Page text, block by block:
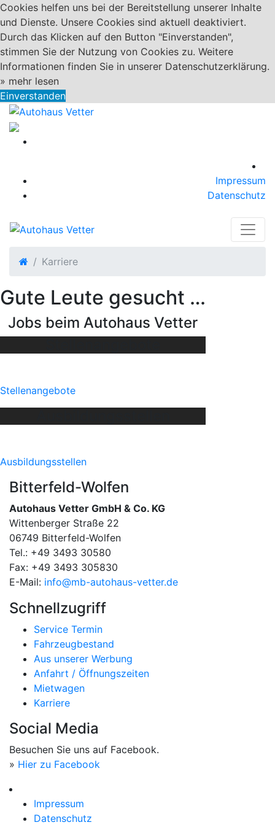
Cookies helfen uns bei der Bereitstellung unserer Inhalte
und Dienste. Unsere Cookies sind aktuell deaktiviert.
Durch das Klicken auf den Button "Einverstanden",
stimmen Sie der Nutzung von Cookies zu. Weitere
Informationen finden Sie in unserer Datenschutzerklärung.
» mehr lesen
Einverstanden
Impressum
Datenschutz
Karriere
Gute Leute gesucht …
Jobs beim Autohaus Vetter
Stellenangebote
Ausbildungsstellen
Bitterfeld-Wolfen
Autohaus Vetter GmbH & Co. KG
Wittenberger Straße 22
06749 Bitterfeld-Wolfen
Tel.: +49 3493 30580
Fax: +49 3493 305830
E-Mail: info@mb-autohaus-vetter.de
Schnellzugriff
Service Termin
Fahrzeugbestand
Aus unserer Werbung
Anfahrt / Öffnungszeiten
Mietwagen
Karriere
Social Media
Besuchen Sie uns auf Facebook.
» Hier zu Facebook
Impressum
Datenschutz